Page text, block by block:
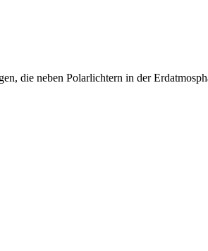
die neben Polarlichtern in der